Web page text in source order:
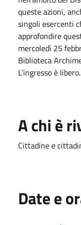
queste azioni,
singoli esercenti
approfondire
mercoledì 25
Biblioteca
L’ingresso è libero.
A chi è
Cittadine e
Date e